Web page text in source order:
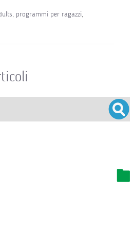
, programmi per ragazzi,